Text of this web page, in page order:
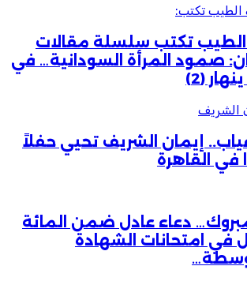
الطيب تكتب سلسلة مقالات
صمود المرأة السودانية… في
(2)
إيمان الشريف تحيي حفلاً
في القاهرة
دعاء عادل ضمن المائة
في امتحانات الشهادة